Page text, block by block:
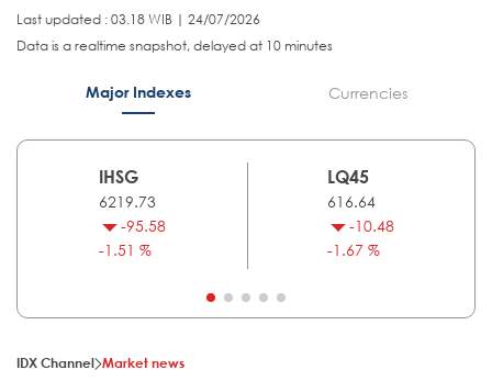
Last updated : 03.18 WIB | 24/07/2026
Data is a realtime snapshot, delayed at 10 minutes
Major Indexes Currencies
IHSG
6219.73
-95.58
-1.51 %
LQ45
616.64
-10.48
-1.67 %
IDX Channel Market news